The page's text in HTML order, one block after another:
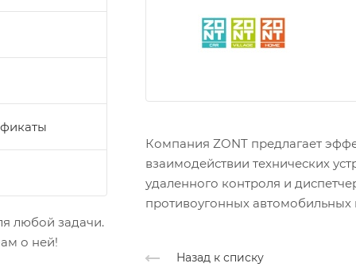
Компания ZONT предлагает
взаимодействии технических
удаленного контроля и
противоугонных
Назад к списку
любой задачи.
о ней!